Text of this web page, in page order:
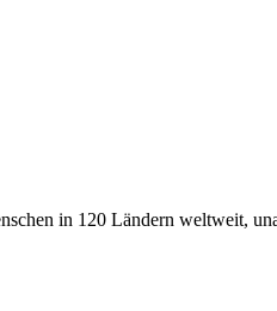
in 120 Ländern weltweit,